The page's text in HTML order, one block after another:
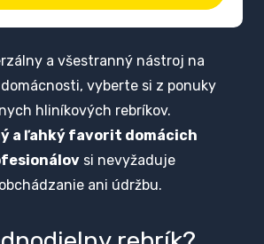
a všestranný nástroj na
vyberte si z ponuky
hliníkových rebríkov.
a ľahký favorit domácich
si nevyžaduje
ani údržbu.